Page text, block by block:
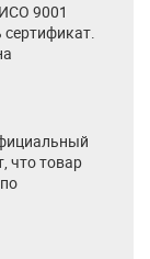
9001
что товар